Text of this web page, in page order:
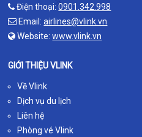
Điện thoại:0901.342.998
Email:airlines@vlink.vn
Website:www.vlink.vn
GIỚI THIỆU VLINK
Về Vlink
Dịch vụ du lịch
Liên hệ
Phòng vé Vlink